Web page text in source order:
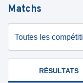
Matchs
Toutes les
RÉSULTATS